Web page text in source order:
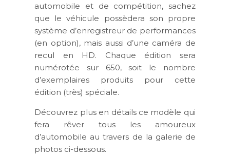
automobile et de compétition, sachez
que le véhicule possèdera son propre
système d’enregistreur de performances
(en option), mais aussi d’une caméra de
recul en HD. Chaque édition sera
numérotée sur 650, soit le nombre
d’exemplaires produits pour cette
édition (très) spéciale.
Découvrez plus en détails ce modèle qui
fera rêver tous les amoureux
d’automobile au travers de la galerie de
photos ci-dessous.